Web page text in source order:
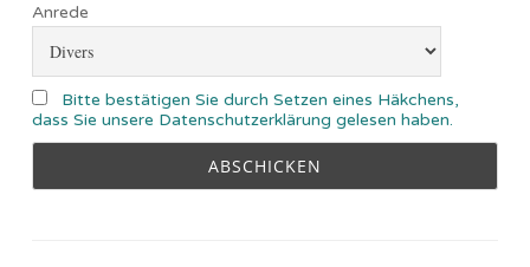
Anrede
Bitte bestätigen Sie durch Setzen eines Häkchens,
dass Sie unsere Datenschutzerklärung gelesen haben.